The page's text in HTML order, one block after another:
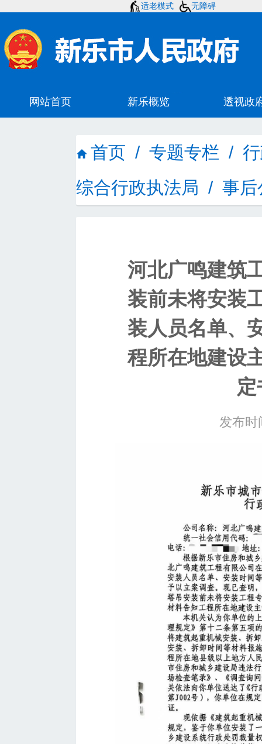
适老模式 无障碍
首页 / 专题专栏 /
综合行政执法局 / 事后
河北广鸣建筑
装前未将安装
装人员名单、
程所在地建设
发布时